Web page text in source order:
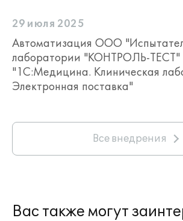
29 июля 2025
Автоматизация ООО
лаборатории "КОНТРОЛЬ-
"1С:Медицина. Клиническая
Электронная поставка"
Все внедрения
Вас также могут